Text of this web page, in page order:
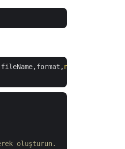
null
oluşturun.